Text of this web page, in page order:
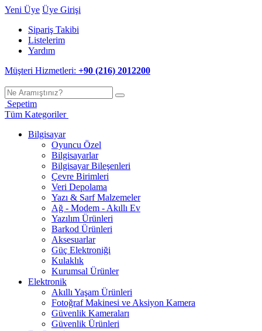
Yeni Üye Üye Girişi
Sipariş Takibi
Listelerim
Yardım
Müşteri Hizmetleri: +90 (216) 2012200
Sepetim
Tüm Kategoriler
Bilgisayar
Oyuncu Özel
Bilgisayarlar
Bilgisayar Bileşenleri
Çevre Birimleri
Veri Depolama
Yazı & Sarf Malzemeler
Ağ - Modem - Akıllı Ev
Yazılım Ürünleri
Barkod Ürünleri
Aksesuarlar
Güç Elektroniği
Kulaklık
Kurumsal Ürünler
Elektronik
Akıllı Yaşam Ürünleri
Fotoğraf Makinesi ve Aksiyon Kamera
Güvenlik Kameraları
Güvenlik Ürünleri